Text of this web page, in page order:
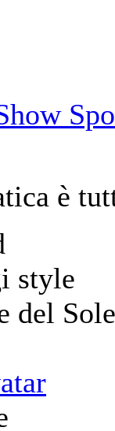
è
style
del Sole